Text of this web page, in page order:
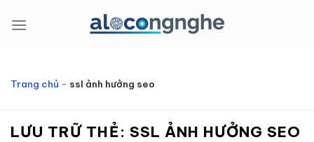
qua
Trang chủ - ssl ảnh hưởng seo
LƯU TRỮ THẺ: SSL ẢNH HƯỞNG SEO